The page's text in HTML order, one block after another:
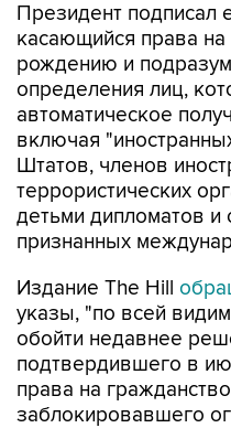
Президент подписал
касающийся права на
рождению и
определения лиц,
автоматическое
включая
Штатов, членов
террористических
детьми дипломатов и
признанных
Издание The Hill
указы, "по всей
обойти недавнее
подтвердившего в
права на
заблокировавшего